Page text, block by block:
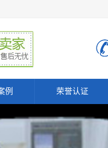
例 荣誉认证